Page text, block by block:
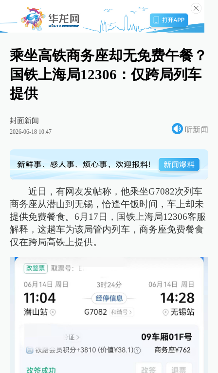
乘坐高铁商务座却无免费午餐？
国铁上海局12306：仅跨局列车
提供
封面新闻
2026-06-18 10:47 听新闻
近日，有网友发帖称，他乘坐G7082次列车
商务座从潜山到无锡，恰逢午饭时间，车上却未
提供免费餐食。6月17日，国铁上海局12306客服
解释，这趟车为该局管内列车，商务座免费餐食
仅在跨局高铁上提供。